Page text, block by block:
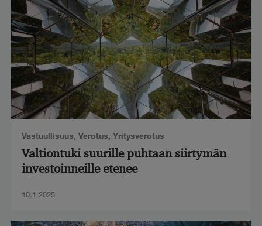
Vastuullisuus, Verotus, Yritysverotus
Valtiontuki suurille puhtaan siirtymän
investoinneille etenee
10.1.2025